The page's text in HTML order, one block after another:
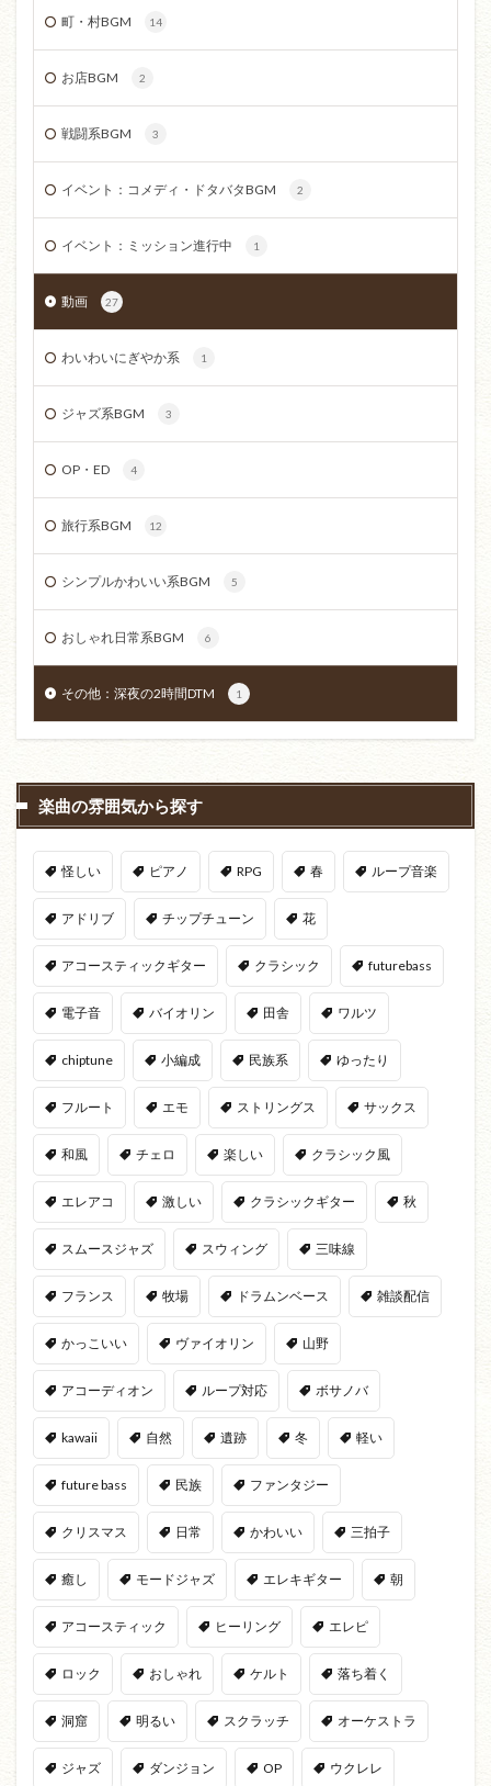
町・村BGM 14
お店BGM 2
戦闘系BGM 3
イベント：コメディ・ドタバタBGM 2
イベント：ミッション進行中 1
動画 27
わいわいにぎやか系 1
ジャズ系BGM 3
OP・ED 4
旅行系BGM 12
シンプルかわいい系BGM 5
おしゃれ日常系BGM 6
その他：深夜の2時間DTM 1
楽曲の雰囲気から探す
怪しい ピアノ RPG 春 ループ音楽
アドリブ チップチューン 花
アコースティックギター クラシック futurebass
電子音 バイオリン 田舎 ワルツ
chiptune 小編成 民族系 ゆったり
フルート エモ ストリングス サックス
和風 チェロ 楽しい クラシック風
エレアコ 激しい クラシックギター 秋
スムースジャズ スウィング 三味線
フランス 牧場 ドラムンベース 雑談配信
かっこいい ヴァイオリン 山野
アコーディオン ループ対応 ボサノバ
kawaii 自然 遺跡 冬 軽い
future bass 民族 ファンタジー
クリスマス 日常 かわいい 三拍子
癒し モードジャズ エレキギター 朝
アコースティック ヒーリング エレピ
ロック おしゃれ ケルト 落ち着く
洞窟 明るい スクラッチ オーケストラ
ジャズ ダンジョン OP ウクレレ